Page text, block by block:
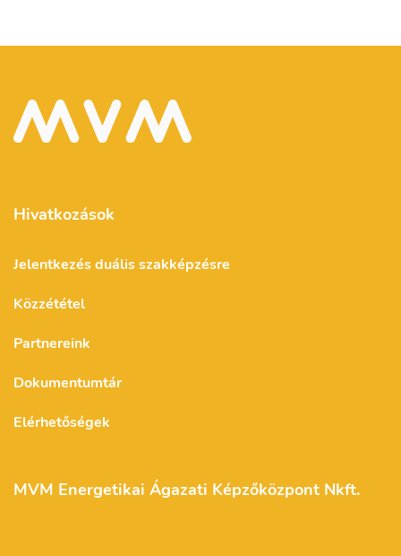
Hivatkozások
Jelentkezés duális szakképzésre
Közzététel
Partnereink
Dokumentumtár
Elérhetőségek
MVM Energetikai Ágazati Képzőközpont Nkft.